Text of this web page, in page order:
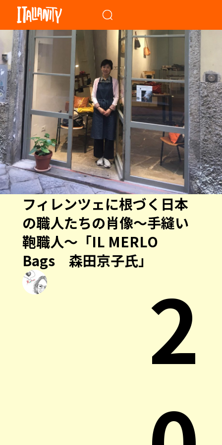
フィレンツェに根づく日本
の職人たちの肖像～手縫い
鞄職人～「IL MERLO
Bags 森田京子氏」
2